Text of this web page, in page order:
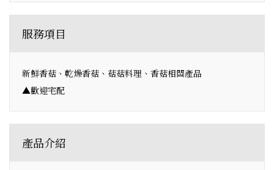
服務項目
新鮮香菇、乾燥香菇、菇菇料理、香菇相關產品
▲歡迎宅配
產品介紹